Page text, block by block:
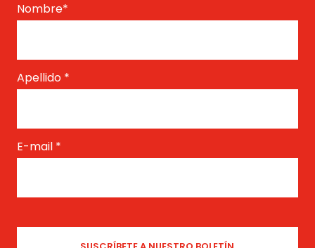
Nombre*
Apellido *
E-mail *